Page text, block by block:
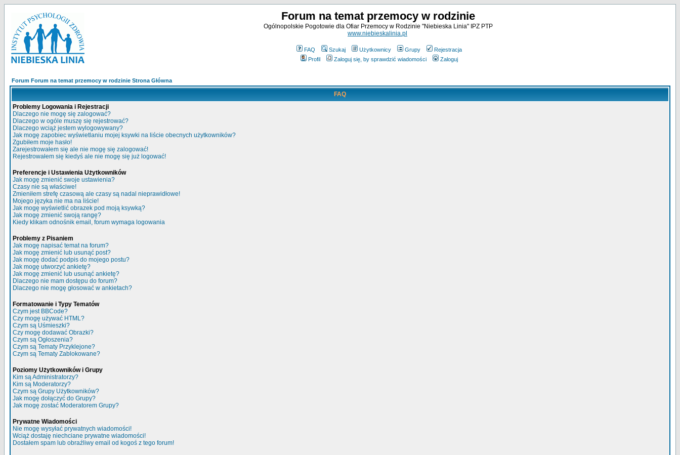
Forum na temat przemocy w rodzinie
Ogólnopolskie Pogotowie dla Ofiar Przemocy w Rodzinie "Niebieska Linia" IPZ PTP
www.niebieskalinia.pl
FAQ Szukaj Użytkownicy Grupy
Rejestracja
Profil
Zaloguj się, by sprawdzić wiadomości Zaloguj
Forum Forum na temat przemocy w rodzinie Strona Główna
FAQ
Problemy Logowania i Rejestracji
Dlaczego nie mogę się zalogować?
Dlaczego w ogóle muszę się rejestrować?
Dlaczego wciąż jestem wylogowywany?
Jak mogę zapobiec wyświetlaniu mojej ksywki na liście obecnych użytkowników?
Zgubiłem moje hasło!
Zarejestrowałem się ale nie mogę się zalogować!
Rejestrowałem się kiedyś ale nie mogę się już logować!
Preferencje i Ustawienia Użytkowników
Jak mogę zmienić swoje ustawienia?
Czasy nie są właściwe!
Zmieniłem strefę czasową ale czasy są nadal nieprawidłowe!
Mojego języka nie ma na liście!
Jak mogę wyświetlić obrazek pod moją ksywką?
Jak mogę zmienić swoją rangę?
Kiedy klikam odnośnik email, forum wymaga logowania
Problemy z Pisaniem
Jak mogę napisać temat na forum?
Jak mogę zmienić lub usunąć post?
Jak mogę dodać podpis do mojego postu?
Jak mogę utworzyć ankietę?
Jak mogę zmienić lub usunąć ankietę?
Dlaczego nie mam dostępu do forum?
Dlaczego nie mogę głosować w ankietach?
Formatowanie i Typy Tematów
Czym jest BBCode?
Czy mogę używać HTML?
Czym są Uśmieszki?
Czy mogę dodawać Obrazki?
Czym są Ogłoszenia?
Czym są Tematy Przyklejone?
Czym są Tematy Zablokowane?
Poziomy Użytkowników i Grupy
Kim są Administratorzy?
Kim są Moderatorzy?
Czym są Grupy Użytkowników?
Jak mogę dołączyć do Grupy?
Jak mogę zostać Moderatorem Grupy?
Prywatne Wiadomości
Nie mogę wysyłać prywatnych wiadomości!
Wciąż dostaję niechciane prywatne wiadomości!
Dostałem spam lub obraźliwy email od kogoś z tego forum!